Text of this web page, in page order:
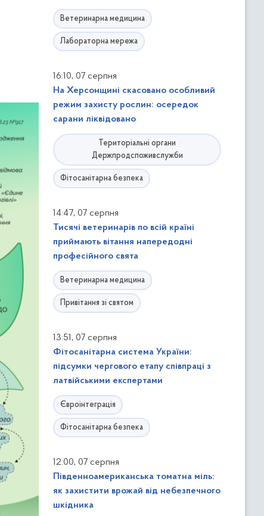
Ветеринарна медицина
Лабораторна мережа
16:10, 07 серпня
На Херсонщині скасовано особливий
режим захисту рослин: осередок
сарани ліквідовано
Територіальні органи
Держпродспоживслужби
Фітосанітарна безпека
14:47, 07 серпня
Тисячі ветеринарів по всій країні
приймають вітання напередодні
професійного свята
Ветеринарна медицина
Привітання зі святом
13:51, 07 серпня
Фітосанітарна система України:
підсумки чергового етапу співпраці з
латвійськими експертами
Євроінтеграція
Фітосанітарна безпека
12:00, 07 серпня
Південноамериканська томатна міль:
як захистити врожай від небезпечного
шкідника